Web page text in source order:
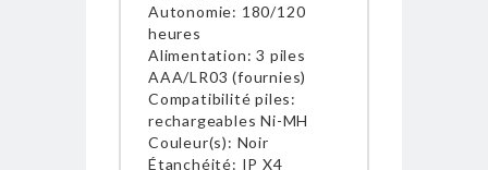
Autonomie: 180/120
heures
Alimentation: 3 piles
AAA/LR03 (fournies)
Compatibilité piles:
rechargeables Ni-MH
Couleur(s): Noir
Étanchéité: IP X4